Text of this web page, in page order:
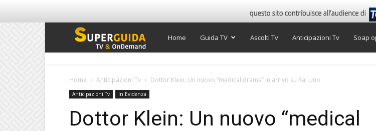
Super
Home Guida TV Ascolti Tv Anticipazioni Tv Soap
Home Anticipazioni Tv Dottor Klein: Un nuovo “medical drama” in arrivo su Rai Uno
Anticipazioni Tv In Evidenza
Dottor Klein: Un nuovo “medical